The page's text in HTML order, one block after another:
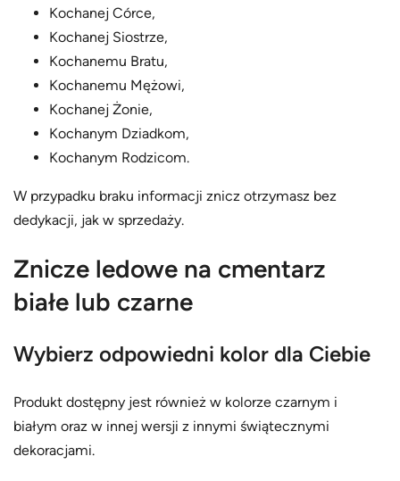
Kochanej Córce,
Kochanej Siostrze,
Kochanemu Bratu,
Kochanemu Mężowi,
Kochanej Żonie,
Kochanym Dziadkom,
Kochanym Rodzicom.
W przypadku braku informacji znicz otrzymasz bez
dedykacji, jak w sprzedaży.
Znicze ledowe na cmentarz
białe lub czarne
Wybierz odpowiedni kolor dla Ciebie
Produkt dostępny jest również w kolorze czarnym i
białym oraz w innej wersji z innymi świątecznymi
dekoracjami.